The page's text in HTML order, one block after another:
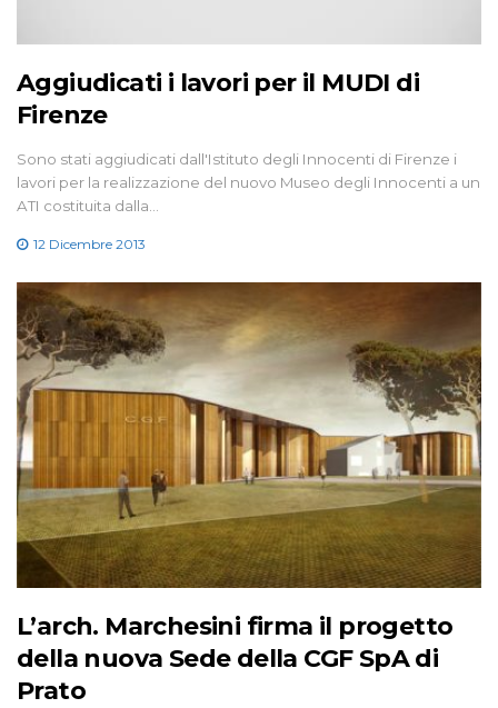
Aggiudicati i lavori per il MUDI di
Firenze
Sono stati aggiudicati dall'Istituto degli Innocenti di Firenze i
lavori per la realizzazione del nuovo Museo degli Innocenti a un
ATI costituita dalla…
12 Dicembre 2013
L’arch. Marchesini firma il progetto
della nuova Sede della CGF SpA di
Prato